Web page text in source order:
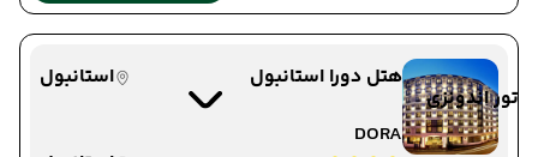
تور اندونزی
هتل دورا استانبول
استانبول
DORA